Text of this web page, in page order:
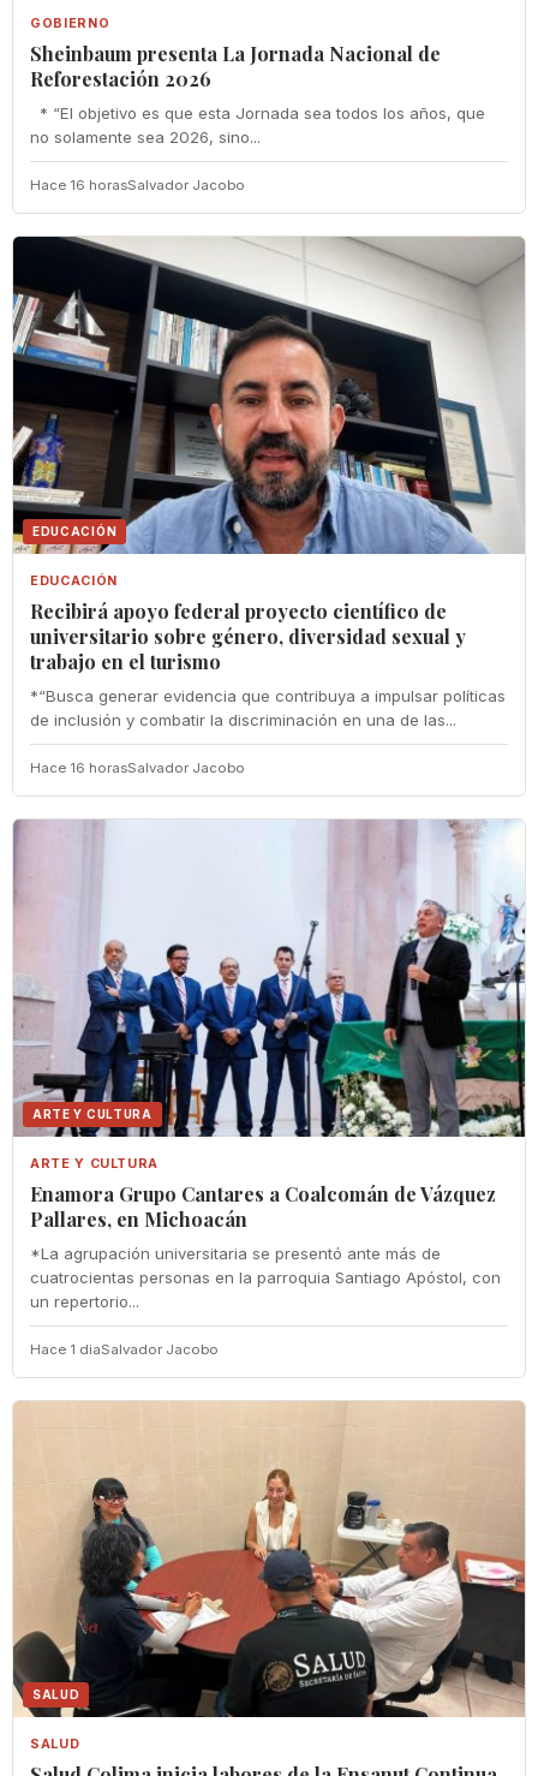
GOBIERNO
Sheinbaum presenta La Jornada Nacional de
Reforestación 2026
* “El objetivo es que esta Jornada sea todos los años, que
no solamente sea 2026, sino...
Hace 16 horasSalvador Jacobo
EDUCACIÓN
EDUCACIÓN
Recibirá apoyo federal proyecto científico de
universitario sobre género, diversidad sexual y
trabajo en el turismo
*“Busca generar evidencia que contribuya a impulsar políticas
de inclusión y combatir la discriminación en una de las...
Hace 16 horasSalvador Jacobo
ARTE Y CULTURA
ARTE Y CULTURA
Enamora Grupo Cantares a Coalcomán de Vázquez
Pallares, en Michoacán
*La agrupación universitaria se presentó ante más de
cuatrocientas personas en la parroquia Santiago Apóstol, con
un repertorio...
Hace 1 diaSalvador Jacobo
SALUD
SALUD